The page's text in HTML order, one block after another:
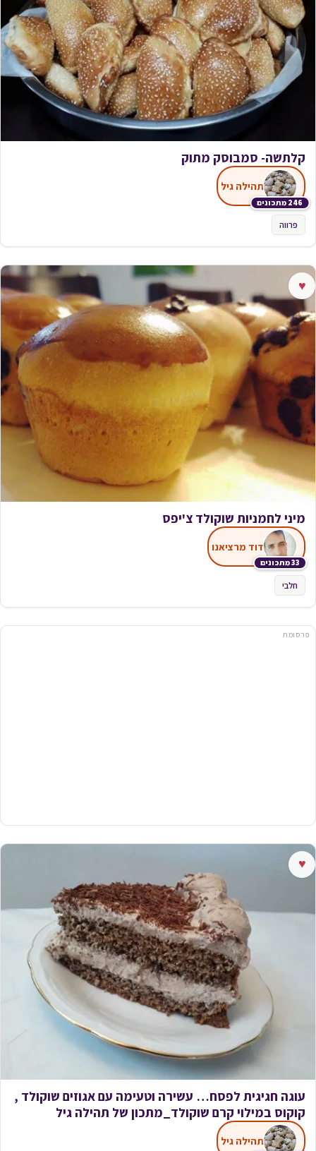
קלתשה- סמבוסק מתוק
246 מתכונים
תהילה גיל
פרווה
♥
מיני לחמניות שוקולד צ'יפס
33 מתכונים
דוד מרציאנו
חלבי
פרסומת
♥
עוגה חגיגית לפסח… עשירה וטעימה עם אגוזים שוקולד ,
קוקוס במילוי קרם שוקולד_מתכון של תהילה גיל
תהילה גיל